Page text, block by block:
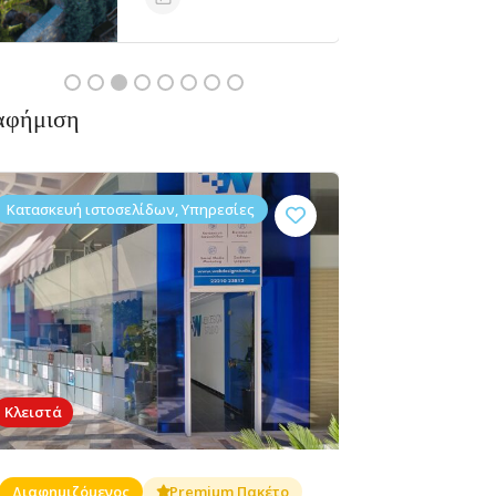
Κλειστά
Κατασκευή ιστοσελίδων, Υπηρεσίες
Διαφημιζόμενος Premium Πακέτο